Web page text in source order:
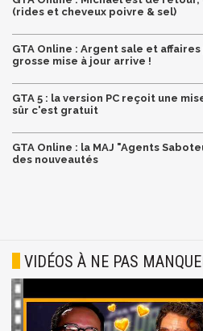
(rides et cheveux poivre & sel)
GTA Online : Argent sale et
grosse mise à jour arrive !
GTA 5 : la version PC reçoit une
sûr c'est gratuit
GTA Online : la MAJ "Agents
des nouveautés
VIDÉOS À NE PAS